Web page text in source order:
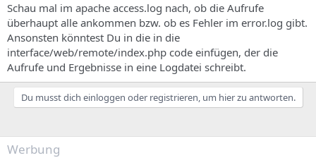
Schau mal im apache access.log nach, ob die Aufrufe
überhaupt alle ankommen bzw. ob es Fehler im error.log gibt.
Ansonsten könntest Du in die in die
interface/web/remote/index.php code einfügen, der die
Aufrufe und Ergebnisse in eine Logdatei schreibt.
Du musst dich einloggen oder registrieren, um hier zu antworten.
Werbung